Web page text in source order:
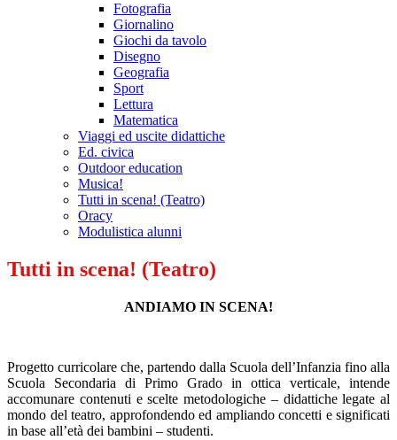
Fotografia
Giornalino
Giochi da tavolo
Disegno
Geografia
Sport
Lettura
Matematica
Viaggi ed uscite didattiche
Ed. civica
Outdoor education
Musica!
Tutti in scena! (Teatro)
Oracy
Modulistica alunni
Tutti in scena! (Teatro)
ANDIAMO IN SCENA!
Progetto curricolare che, partendo dalla Scuola dell’Infanzia fino alla
Scuola Secondaria di Primo Grado in ottica verticale, intende
accomunare contenuti e scelte metodologiche – didattiche legate al
mondo del teatro, approfondendo ed ampliando concetti e significati
in base all’età dei bambini – studenti.